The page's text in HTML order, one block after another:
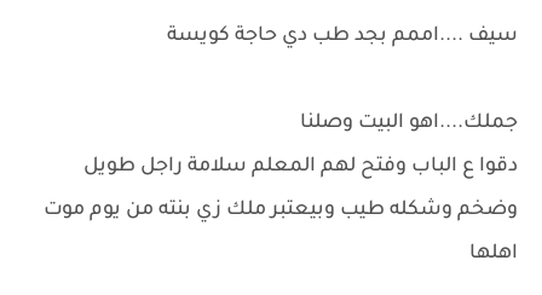
سيف ....اممم بجد طب دي حاجة كويسة
جملك....اهو البيت وصلنا
دقوا ع الباب وفتح لهم المعلم سلامة راجل طويل
وضخم وشكله طيب وبيعتبر ملك زي بنته من يوم موت
اهلها